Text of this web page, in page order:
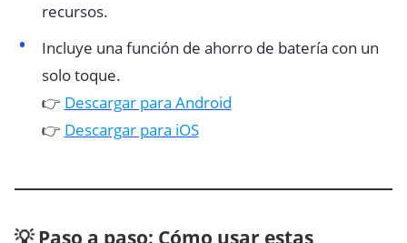
recursos.
Incluye una función de ahorro de batería con un
solo toque.
👉 Descargar para Android
👉 Descargar para iOS